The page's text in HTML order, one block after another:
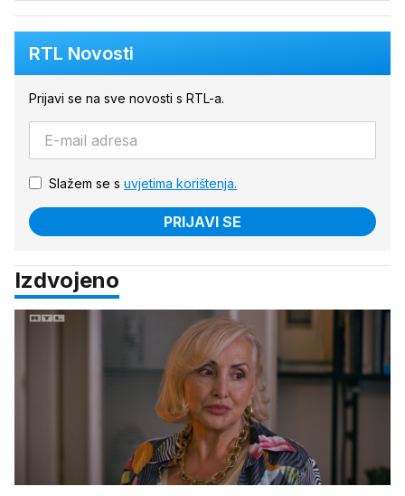
RTL Novosti
Prijavi se na sve novosti s RTL-a.
Slažem se s uvjetima korištenja.
PRIJAVI SE
Izdvojeno